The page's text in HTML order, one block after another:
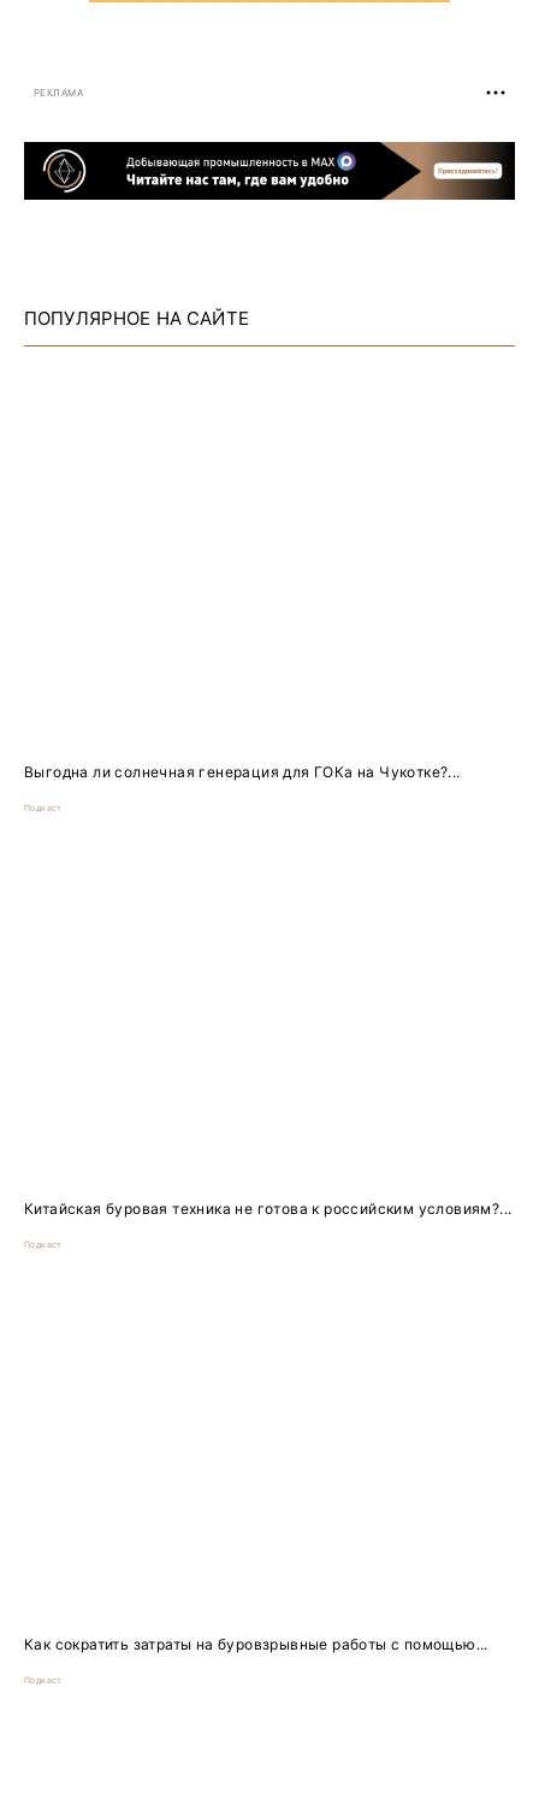
РЕКЛАМА
ПОПУЛЯРНОЕ НА САЙТЕ
Выгодна ли солнечная генерация для ГОКа на Чукотке?...
Подкаст
Китайская буровая техника не готова к российским условиям?...
Подкаст
Как сократить затраты на буровзрывные работы с помощью...
Подкаст